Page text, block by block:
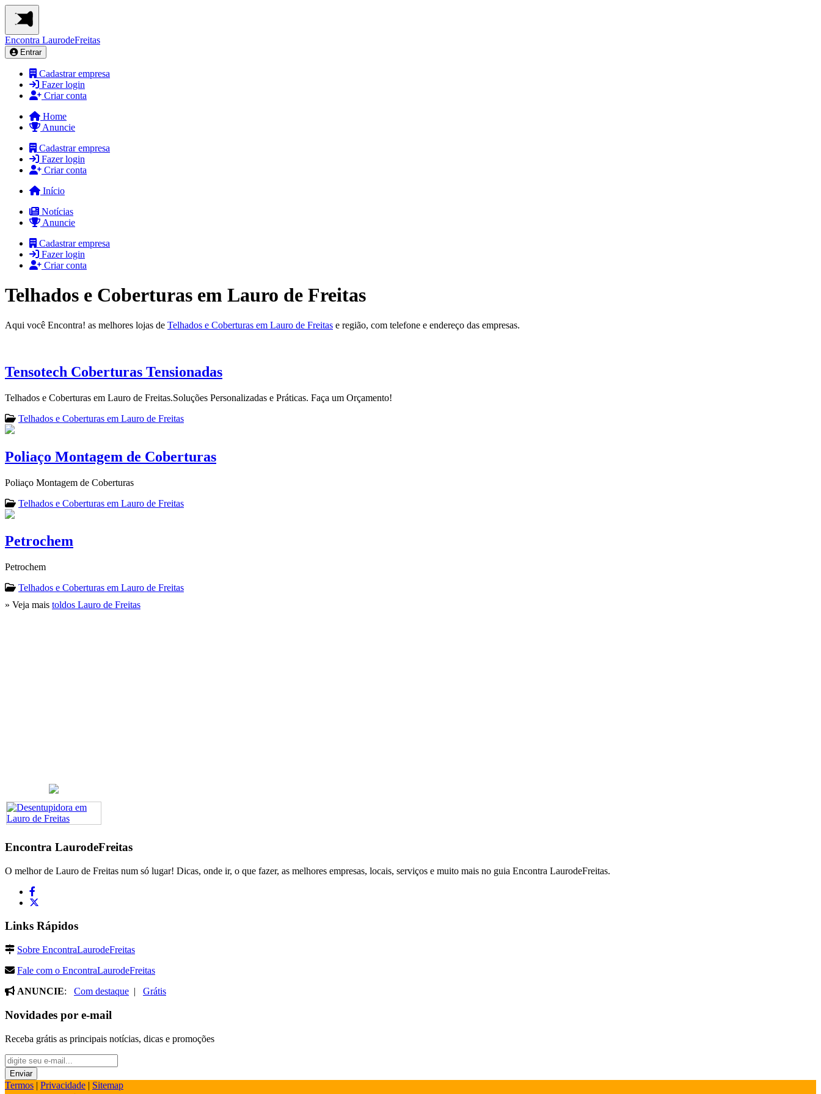
Encontra LaurodeFreitas
Entrar
Cadastrar empresa
Fazer login
Criar conta
Home
Anuncie
Cadastrar empresa
Fazer login
Criar conta
Início
Notícias
Anuncie
Cadastrar empresa
Fazer login
Criar conta
Telhados e Coberturas em Lauro de Freitas
Aqui você Encontra! as melhores lojas de Telhados e Coberturas em Lauro de Freitas e região, com telefone e endereço das empresas.
Tensotech Coberturas Tensionadas
Telhados e Coberturas em Lauro de Freitas.Soluções Personalizadas e Práticas. Faça um Orçamento!
Telhados e Coberturas em Lauro de Freitas
Poliaço Montagem de Coberturas
Poliaço Montagem de Coberturas
Telhados e Coberturas em Lauro de Freitas
Petrochem
Petrochem
Telhados e Coberturas em Lauro de Freitas
» Veja mais toldos Lauro de Freitas
Encontra LaurodeFreitas
O melhor de Lauro de Freitas num só lugar! Dicas, onde ir, o que fazer, as melhores empresas, locais, serviços e muito mais no guia Encontra LaurodeFreitas.
Links Rápidos
Sobre EncontraLaurodeFreitas
Fale com o EncontraLaurodeFreitas
ANUNCIE: Com destaque | Grátis
Novidades por e-mail
Receba grátis as principais notícias, dicas e promoções
Termos | Privacidade | Sitemap